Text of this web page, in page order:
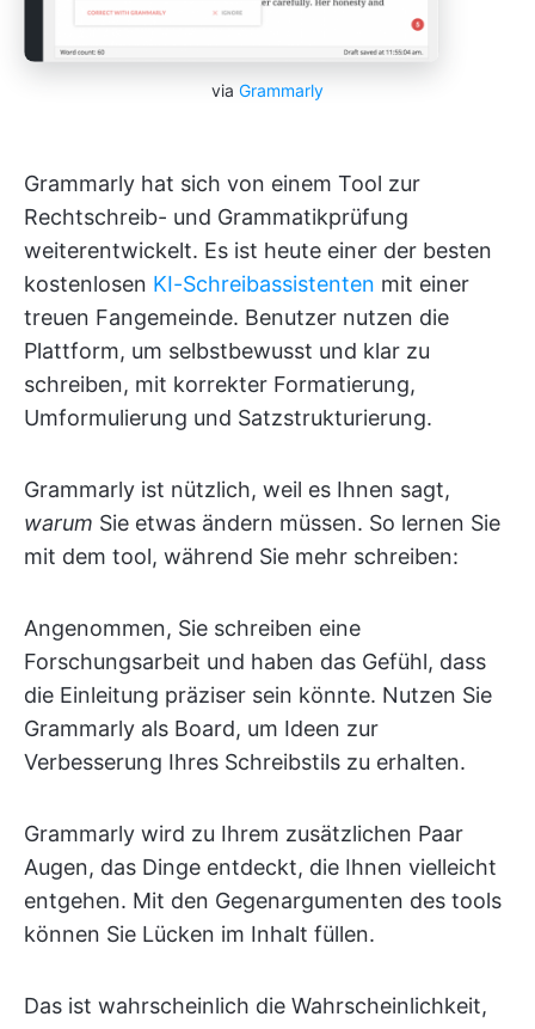
via Grammarly
Grammarly hat sich von einem Tool zur
Rechtschreib- und Grammatikprüfung
weiterentwickelt. Es ist heute einer der besten
kostenlosen KI-Schreibassistenten mit einer
treuen Fangemeinde. Benutzer nutzen die
Plattform, um selbstbewusst und klar zu
schreiben, mit korrekter Formatierung,
Umformulierung und Satzstrukturierung.
Grammarly ist nützlich, weil es Ihnen sagt,
warum Sie etwas ändern müssen. So lernen Sie
mit dem tool, während Sie mehr schreiben:
Angenommen, Sie schreiben eine
Forschungsarbeit und haben das Gefühl, dass
die Einleitung präziser sein könnte. Nutzen Sie
Grammarly als Board, um Ideen zur
Verbesserung Ihres Schreibstils zu erhalten.
Grammarly wird zu Ihrem zusätzlichen Paar
Augen, das Dinge entdeckt, die Ihnen vielleicht
entgehen. Mit den Gegenargumenten des tools
können Sie Lücken im Inhalt füllen.
Das ist wahrscheinlich die Wahrscheinlichkeit,